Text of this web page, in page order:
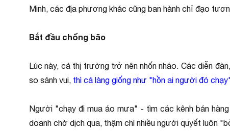
Minh, các địa phương khác cũng ban hành chỉ đạo
Bắt đầu chống bão
Lúc này, cả thị trường trở nên nhốn nháo. Các diễn
so sánh vui, thì cả làng giống như "hồn ai người đó
Người "chạy đi mua áo mưa" - tìm các kênh bán
doanh chờ dịch qua, thậm chí nhiều người quyết luôn